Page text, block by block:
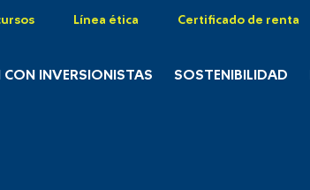
Línea ética Certificado de renta
CON INVERSIONISTAS SOSTENIBILIDAD